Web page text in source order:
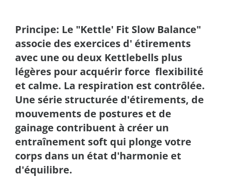
Principe: Le "Kettle' Fit Slow Balance"
associe des exercices d' étirements
avec une ou deux Kettlebells plus
légères pour acquérir force flexibilité
et calme. La respiration est contrôlée.
Une série structurée d'étirements, de
mouvements de postures et de
gainage contribuent à créer un
entraînement soft qui plonge votre
corps dans un état d'harmonie et
d'équilibre.